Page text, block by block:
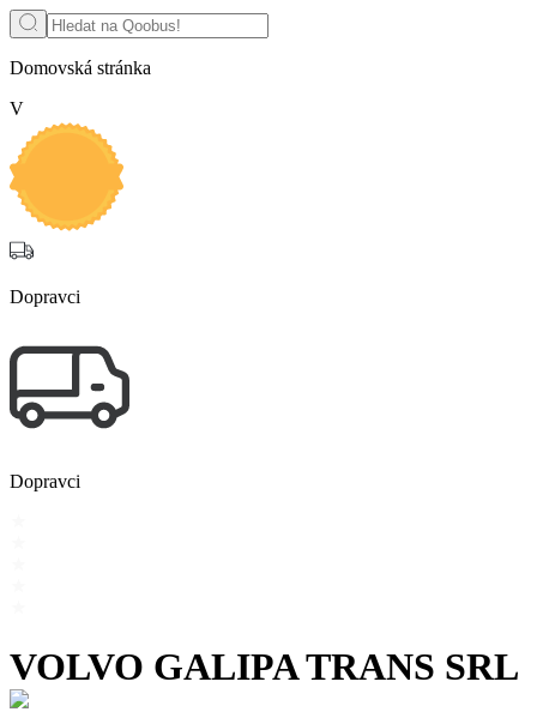
Domovská stránka
V
Dopravci
Dopravci
VOLVO GALIPA TRANS SRL